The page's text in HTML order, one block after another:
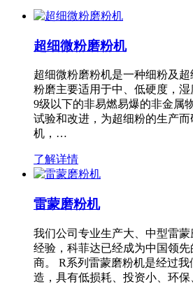
超细微粉磨粉机
超细微粉磨粉机是一种细粉及
粉磨主要适用于中、低硬度，
9级以下的非易燃易爆的非金属
试验和改进，为超细粉的生产
机，…
了解详情
雷蒙磨粉机
我们公司专业生产大、中型雷
经验，科菲达已经成为中国领
商。 R系列雷蒙磨粉机是经过
造，具有低损耗、投资小、环保